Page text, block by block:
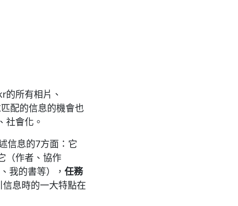
的所有相片、
配的信息的機會也
社會化。
信息的7方面：它
（作者、協作
我的書等）， 任務
息時的一大特點在